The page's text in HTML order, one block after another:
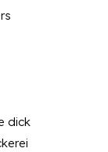
dick